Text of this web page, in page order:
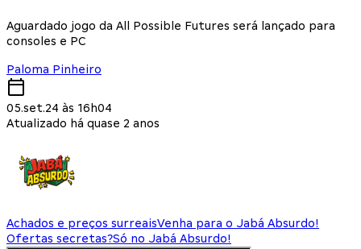
Aguardado jogo da All Possible Futures será lançado para
consoles e PC
Paloma Pinheiro
05.set.24 às 16h04
Atualizado há quase 2 anos
Achados e preços surreaisVenha para o Jabá Absurdo!
Ofertas secretas?Só no Jabá Absurdo!